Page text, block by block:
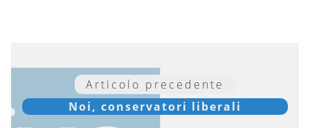
Articolo precedente
Noi, conservatori liberali